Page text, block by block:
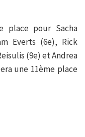
place pour Sacha
Everts (6e), Rick
(9e) et Andrea
une 11ème place